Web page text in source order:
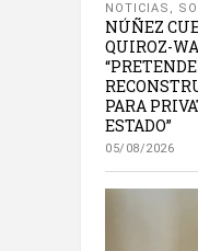
NOTICIAS ,
NÚÑEZ
QUIROZ-
PARA
ESTADO”
05/08/2026